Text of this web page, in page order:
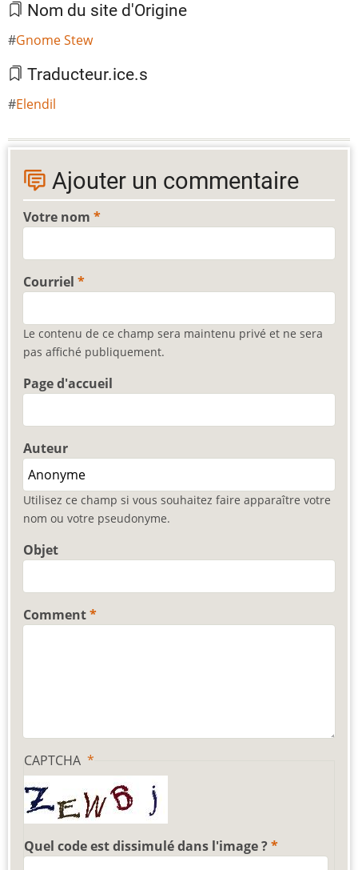
Nom du site d'Origine
Gnome Stew
Traducteur.ice.s
Elendil
Ajouter un commentaire
Votre nom
Courriel
Le contenu de ce champ sera maintenu privé et ne sera
pas affiché publiquement.
Page d'accueil
Auteur
Utilisez ce champ si vous souhaitez faire apparaître votre
nom ou votre pseudonyme.
Objet
Comment
CAPTCHA
Quel code est dissimulé dans l'image ?